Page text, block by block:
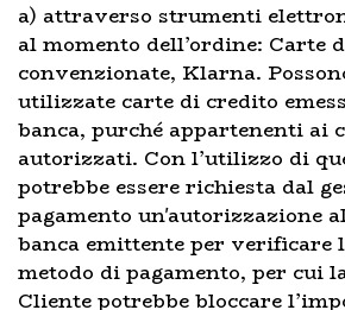
a) attraverso strumenti
al momento dell’ordine: Carte
convenzionate, Klarna.
utilizzate carte di credito
banca, purché appartenenti ai
autorizzati. Con l’utilizzo di
potrebbe essere richiesta dal
pagamento un'autorizzazione
banca emittente per verificare
metodo di pagamento, per cui
Cliente potrebbe bloccare